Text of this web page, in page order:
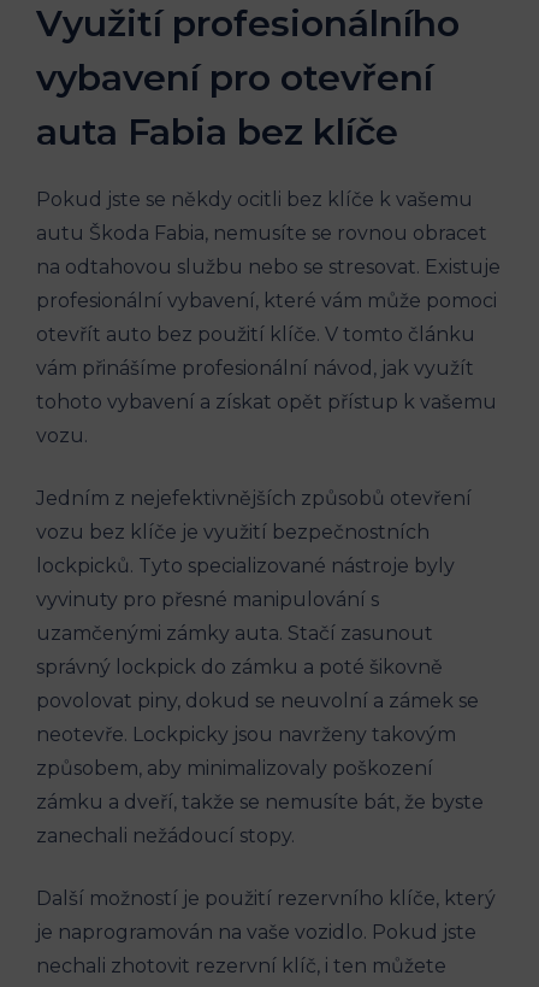
Využití profesionálního
vybavení pro otevření
auta ⁢Fabia bez klíče
Pokud⁤ jste se někdy ocitli bez klíče k vašemu
autu Škoda ⁣Fabia, ⁤nemusíte se rovnou obracet⁣
na odtahovou službu nebo se stresovat. Existuje
‌profesionální vybavení, které vám může pomoci
otevřít auto bez použití klíče. V⁤ tomto článku
vám přinášíme profesionální návod, jak ⁢využít
tohoto vybavení a získat opět přístup k vašemu
vozu.
Jedním z nejefektivnějších způsobů otevření ​
vozu bez klíče je využití bezpečnostních
lockpicků. Tyto ‍specializované nástroje byly⁢
vyvinuty pro přesné manipulování s
uzamčenými zámky auta. Stačí zasunout
správný lockpick do zámku a poté⁤ šikovně
povolovat piny, dokud se neuvolní a zámek se
neotevře. Lockpicky jsou navrženy takovým
způsobem, aby minimalizovaly poškození
zámku a dveří, takže se nemusíte bát, že byste
zanechali nežádoucí stopy.
Další možností je použití rezervního klíče, který⁤
je naprogramován na vaše vozidlo. Pokud jste
nechali ⁤zhotovit rezervní klíč, i ten můžete